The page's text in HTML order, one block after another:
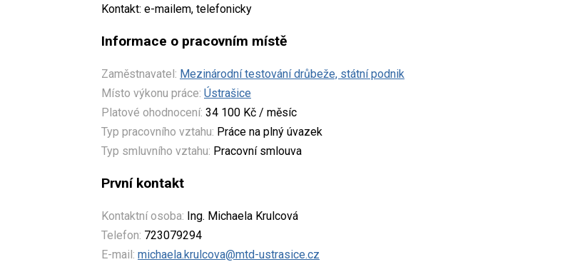
Kontakt: e-mailem, telefonicky
Informace o pracovním místě
Zaměstnavatel: Mezinárodní testování drůbeže, státní podnik
Místo výkonu práce: Ústrašice
Platové ohodnocení: 34 100 Kč / měsíc
Typ pracovního vztahu: Práce na plný úvazek
Typ smluvního vztahu: Pracovní smlouva
První kontakt
Kontaktní osoba: Ing. Michaela Krulcová
Telefon: 723079294
E-mail: michaela.krulcova@mtd-ustrasice.cz